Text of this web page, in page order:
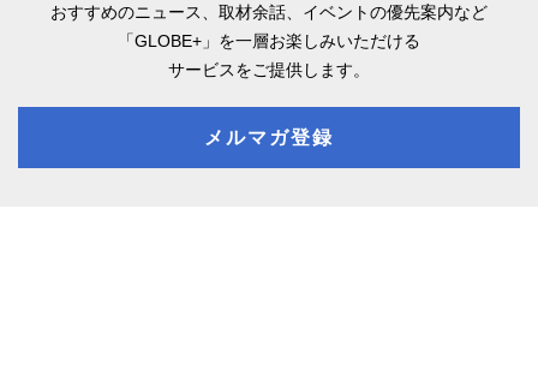
おすすめのニュース、取材余話、 イベントの優先案内など
「GLOBE+」を一層お楽しみいただける
サービスをご提供します。
メルマガ登録